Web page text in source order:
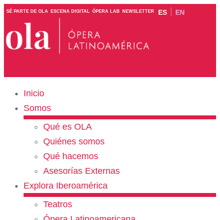
SÉ PARTE DE OLA ESCENA DIGITAL ÓPERA LAB NEWSLETTER ES EN
Inicio
Somos
Qué es OLA
Quiénes somos
Qué hacemos
Asesorías Externas
Explora Iberoamérica
Teatros